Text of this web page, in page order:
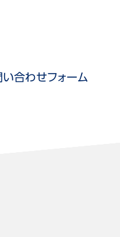
い合わせフォーム